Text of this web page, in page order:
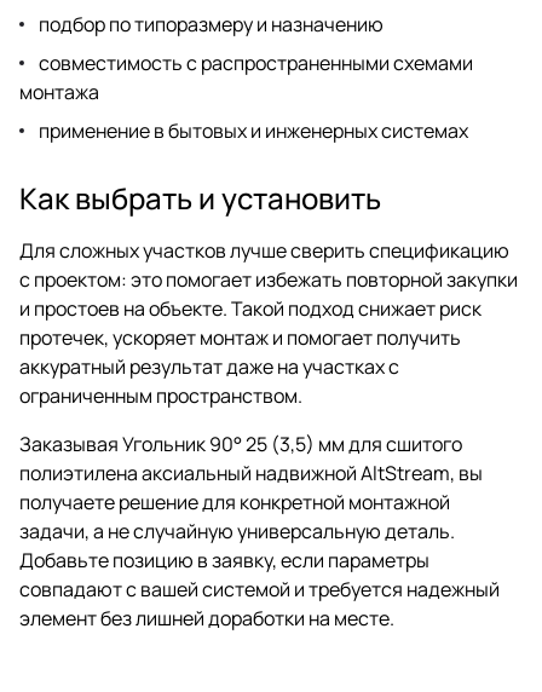
подбор по типоразмеру и назначению
совместимость с распространенными схемами
монтажа
применение в бытовых и инженерных системах
Как выбрать и установить
Для сложных участков лучше сверить спецификацию
с проектом: это помогает избежать повторной закупки
и простоев на объекте. Такой подход снижает риск
протечек, ускоряет монтаж и помогает получить
аккуратный результат даже на участках с
ограниченным пространством.
Заказывая Угольник 90° 25 (3,5) мм для сшитого
полиэтилена аксиальный надвижной AltStream, вы
получаете решение для конкретной монтажной
задачи, а не случайную универсальную деталь.
Добавьте позицию в заявку, если параметры
совпадают с вашей системой и требуется надежный
элемент без лишней доработки на месте.